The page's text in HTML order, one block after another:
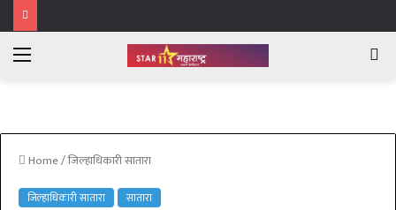
Menu
Home/जिल्हाधिकारी सातारा
जिल्हाधिकारी सातारा सातारा